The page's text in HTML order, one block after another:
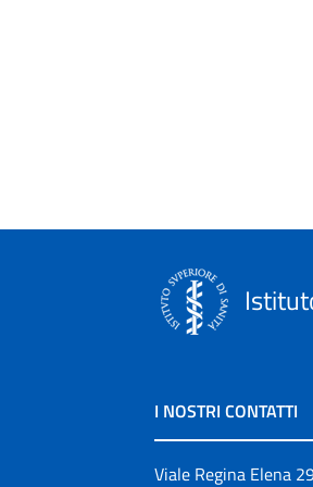
I NOSTRI CONTATTI
Viale Regina Elena